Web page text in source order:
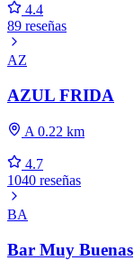
4.4
89 reseñas
AZ
AZUL FRIDA
A 0.22 km
4.7
1040 reseñas
BA
Bar Muy Buenas